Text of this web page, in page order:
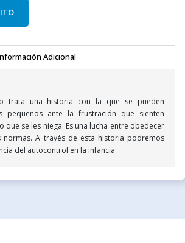
Adicional
trata una historia con la que se pueden
pequeños ante la frustración que sienten
que se les niega. Es una lucha entre obedecer
normas. A través de esta historia podremos
del autocontrol en la infancia.